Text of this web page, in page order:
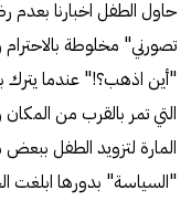
حاول الطفل اخبارنا
تصورني" مخلوطة
"أين اذهب؟!" عندما يترك
التي تمر بالقرب من
المارة لتزويد الطفل
"السياسة" بدورها ابلغت